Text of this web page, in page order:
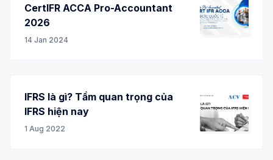
CertIFR ACCA Pro-Accountant
2026
14 Jan 2024
IFRS là gì? Tầm quan trọng của
IFRS hiện nay
1 Aug 2022